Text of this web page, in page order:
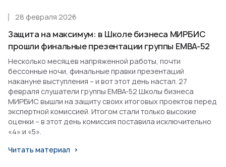
Защита на максимум: в Школе бизнеса МИРБИС
прошли финальные презентации группы EMBA-52
28 февраля 2026
Несколько месяцев напряженной работы, почти
бессонные ночи, финальные правки презентаций
накануне выступления – и вот этот день настал. 27
февраля слушатели группы EMBA-52 Школы бизнеса
МИРБИС вышли на защиту своих итоговых проектов перед
экспертной комиссией. Итогом стали только высокие
оценки – в этот день комиссия поставила исключительно
«4» и «5».
Читать материал